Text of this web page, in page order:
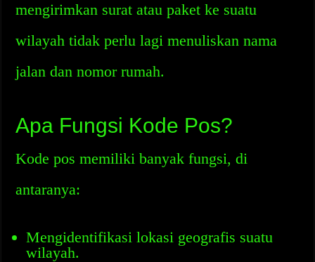
mengirimkan surat atau paket ke suatu
wilayah tidak perlu lagi menuliskan nama
jalan dan nomor rumah.
Apa Fungsi Kode Pos?
Kode pos memiliki banyak fungsi, di
antaranya:
Mengidentifikasi lokasi geografis suatu
wilayah.